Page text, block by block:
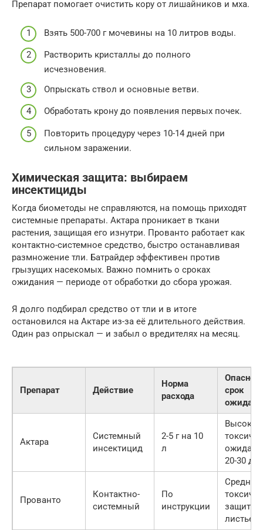
Препарат помогает очистить кору от лишайников и мха.
Взять 500-700 г мочевины на 10 литров воды.
Растворить кристаллы до полного
исчезновения.
Опрыскать ствол и основные ветви.
Обработать крону до появления первых почек.
Повторить процедуру через 10-14 дней при
сильном заражении.
Химическая защита: выбираем
инсектициды
Когда биометоды не справляются, на помощь приходят
системные препараты. Актара проникает в ткани
растения, защищая его изнутри. Прованто работает как
контактно-системное средство, быстро останавливая
размножение тли. Батрайдер эффективен против
грызущих насекомых. Важно помнить о сроках
ожидания — периоде от обработки до сбора урожая.
Я долго подбирал средство от тли и в итоге
остановился на Актаре из-за её длительного действия.
Один раз опрыскал — и забыл о вредителях на месяц.
Препарат Действие
Норма
расхода
срок
Актара
Системный
инсектицид
2-5 г на 10
л
Высокая
20-30
Прованто
Контактно-
системный
По
инструкции
Средняя
защита
листьев